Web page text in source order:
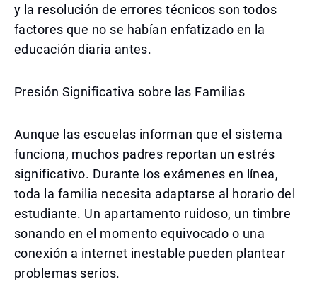
y la resolución de errores técnicos son todos
factores que no se habían enfatizado en la
educación diaria antes.
Presión Significativa sobre las Familias
Aunque las escuelas informan que el sistema
funciona, muchos padres reportan un estrés
significativo. Durante los exámenes en línea,
toda la familia necesita adaptarse al horario del
estudiante. Un apartamento ruidoso, un timbre
sonando en el momento equivocado o una
conexión a internet inestable pueden plantear
problemas serios.